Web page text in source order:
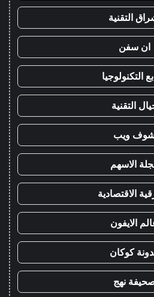
التقنية
ان سفن
التكنولوجيا
التقنية
ويب
الاسهم
الاقتصادية
الايفون
كوكان
نهج